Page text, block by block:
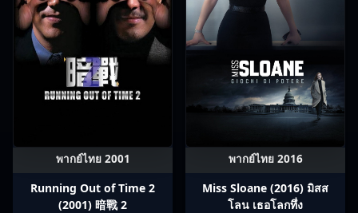
พากย์ไทย 2001
Running Out of Time 2
(2001) 暗戰 2
พากย์ไทย 2016
Miss Sloane (2016) มิสส
โลน เธอโลกทึ่ง